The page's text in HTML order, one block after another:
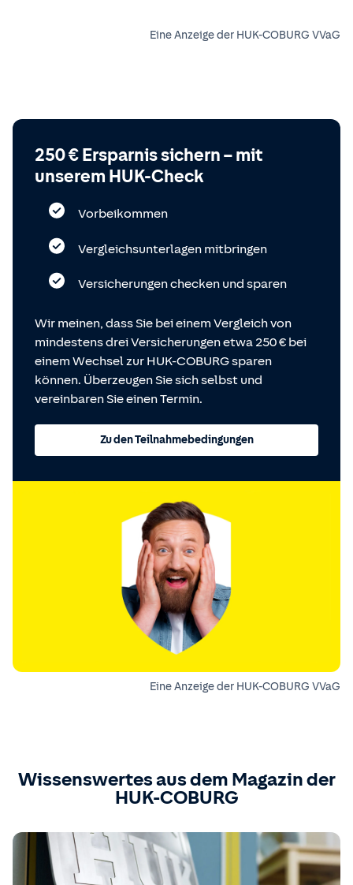
Eine Anzeige der HUK-COBURG VVaG
250 € Ersparnis sichern – mit
unserem HUK-Check
Vorbeikommen
Vergleichsunterlagen mitbringen
Versicherungen checken und sparen
Wir meinen, dass Sie bei einem Vergleich von
mindestens drei Versicherungen etwa 250 € bei
einem Wechsel zur HUK-COBURG sparen
können. Überzeugen Sie sich selbst und
vereinbaren Sie einen Termin.
Zu den Teilnahmebedingungen
Eine Anzeige der HUK-COBURG VVaG
Wissenswertes aus dem Magazin der
HUK-COBURG